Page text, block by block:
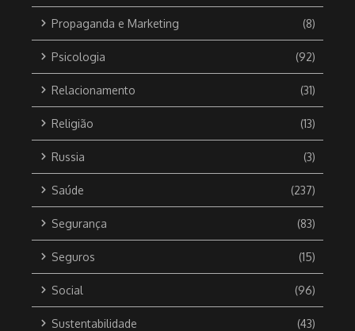
Propaganda e Marketing (8)
Psicologia (92)
Relacionamento (31)
Religião (13)
Russia (3)
Saúde (237)
Segurança (83)
Seguros (15)
Social (96)
Sustentabilidade (43)